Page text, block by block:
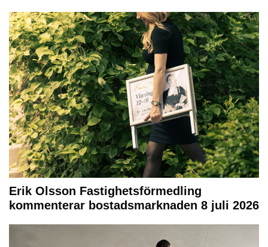
Erik Olsson Fastighetsförmedling
kommenterar bostadsmarknaden 8 juli 2026